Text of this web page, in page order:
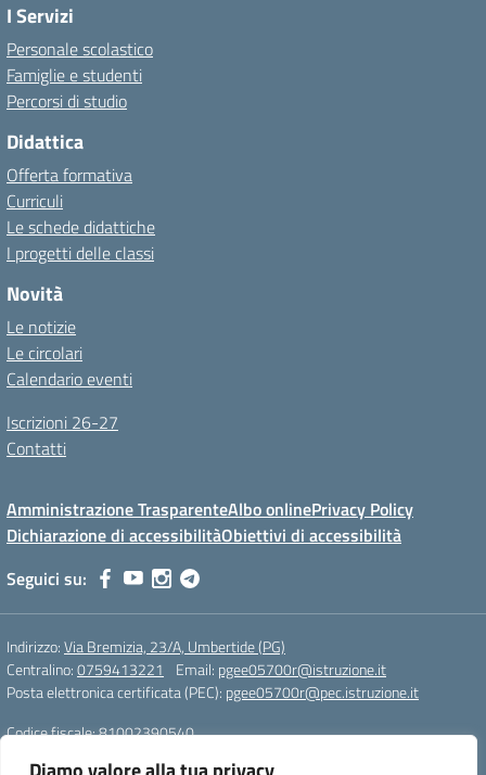
I Servizi
Personale scolastico
Famiglie e studenti
Percorsi di studio
Didattica
Offerta formativa
Curriculi
Le schede didattiche
I progetti delle classi
Novità
Le notizie
Le circolari
Calendario eventi
Iscrizioni 26-27
Contatti
Amministrazione TrasparenteAlbo onlinePrivacy Policy
Dichiarazione di accessibilitàObiettivi di accessibilità
Seguici su:
Indirizzo:Via Bremizia, 23/A, Umbertide (PG)
Centralino:0759413221 Email: pgee05700r@istruzione.it
Posta elettronica certificata (PEC): pgee05700r@pec.istruzione.it
Codice fiscale: 81002390540